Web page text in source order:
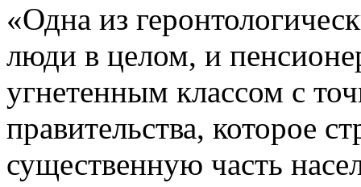
«Одна из
люди в целом, и
угнетенным классом с
правительства, которое
существенную часть